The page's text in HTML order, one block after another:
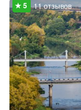
11 отзывов